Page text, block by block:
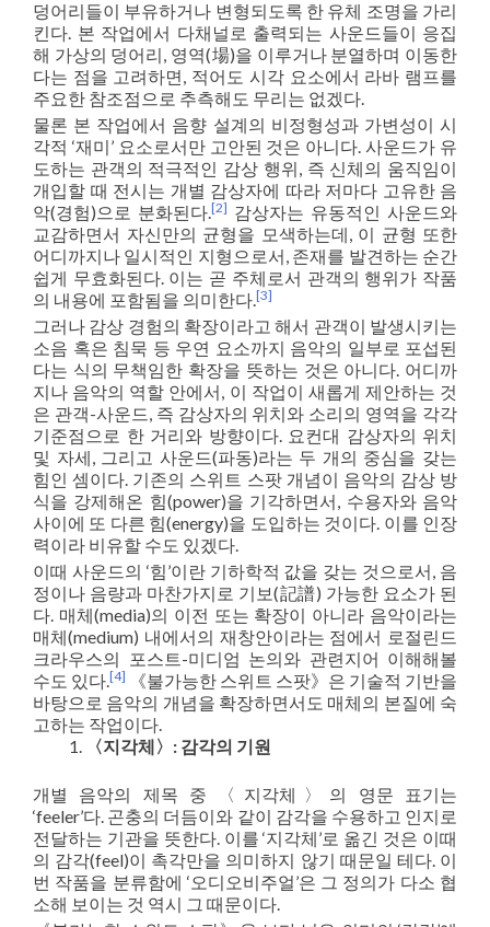
덩어리들이 부유하거나 변형되도록 한 유체 조명을 가리
킨다. 본 작업에서 다채널로 출력되는 사운드들이 응집
해 가상의 덩어리, 영역(場)을 이루거나 분열하며 이동한
다는 점을 고려하면, 적어도 시각 요소에서 라바 램프를
주요한 참조점으로 추측해도 무리는 없겠다.
물론 본 작업에서 음향 설계의 비정형성과 가변성이 시
각적 ‘재미’ 요소로서만 고안된 것은 아니다. 사운드가 유
도하는 관객의 적극적인 감상 행위, 즉 신체의 움직임이
개입할 때 전시는 개별 감상자에 따라 저마다 고유한 음
악(경험)으로 분화된다. [2] 감상자는 유동적인 사운드와
교감하면서 자신만의 균형을 모색하는데, 이 균형 또한
어디까지나 일시적인 지형으로서, 존재를 발견하는 순간
쉽게 무효화된다. 이는 곧 주체로서 관객의 행위가 작품
의 내용에 포함됨을 의미한다. [3]
그러나 감상 경험의 확장이라고 해서 관객이 발생시키는
소음 혹은 침묵 등 우연 요소까지 음악의 일부로 포섭된
다는 식의 무책임한 확장을 뜻하는 것은 아니다. 어디까
지나 음악의 역할 안에서, 이 작업이 새롭게 제안하는 것
은 관객-사운드, 즉 감상자의 위치와 소리의 영역을 각각
기준점으로 한 거리와 방향이다. 요컨대 감상자의 위치
및 자세, 그리고 사운드(파동)라는 두 개의 중심을 갖는
힘인 셈이다. 기존의 스위트 스팟 개념이 음악의 감상 방
식을 강제해온 힘(power)을 기각하면서, 수용자와 음악
사이에 또 다른 힘(energy)을 도입하는 것이다. 이를 인장
력이라 비유할 수도 있겠다.
이때 사운드의 ‘힘’이란 기하학적 값을 갖는 것으로서, 음
정이나 음량과 마찬가지로 기보(記譜) 가능한 요소가 된
다. 매체(media)의 이전 또는 확장이 아니라 음악이라는
매체(medium) 내에서의 재창안이라는 점에서 로절린드
크라우스의 포스트-미디엄 논의와 관련지어 이해해볼
수도 있다. [4]
《불가능한 스위트 스팟》은 기술적 기반을
바탕으로 음악의 개념을 확장하면서도 매체의 본질에 숙
고하는 작업이다.
〈지각체〉: 감각의 기원
개별 음악의 제목 중 〈지각체〉의 영문 표기는
‘feeler’다. 곤충의 더듬이와 같이 감각을 수용하고 인지로
전달하는 기관을 뜻한다. 이를 ‘지각체’로 옮긴 것은 이때
의 감각(feel)이 촉각만을 의미하지 않기 때문일 테다. 이
번 작품을 분류함에 ‘오디오비주얼’은 그 정의가 다소 협
소해 보이는 것 역시 그 때문이다.